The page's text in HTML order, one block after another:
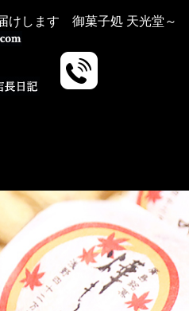
けします 御菓子処 天光堂～